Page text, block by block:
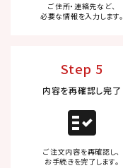
ご住所・連絡先など、
必要な情報を入力します。
Step 5
内容を再確認し完了
fact_check
ご注文内容を再確認し、
お手続きを完了します。